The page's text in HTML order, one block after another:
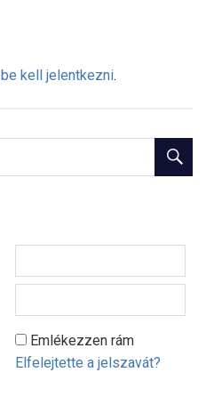
be kell jelentkezni.
Emlékezzen rám
Elfelejtette a jelszavát?